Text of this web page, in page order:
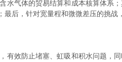
气体的贸易结算和成本核算体系
后，针对宽量程和微微差压的挑战
效防止堵塞、虹吸和积水问题，